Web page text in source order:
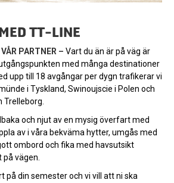
TT-LINE
PARTNER – Vart du än är på väg är
med många destinationer
upp till 18 avgångar per dygn trafikerar vi
i Tyskland, Swinoujscie i Polen och
Trelleborg.
och njut av en mysig överfart med
av i våra bekväma hytter, umgås med
ombord och fika med havsutsikt
på vägen.
på din semester och vi vill att ni ska